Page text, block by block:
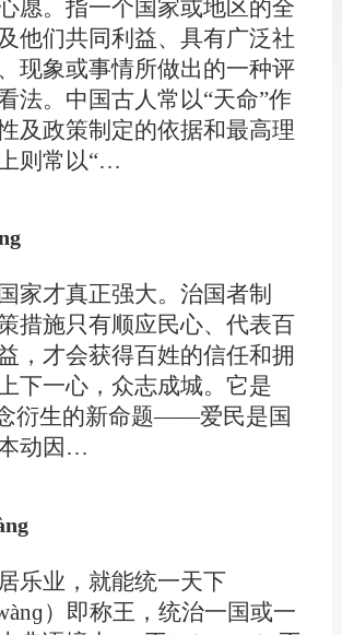
愿。指一个国家或地区的全
他们共同利益、具有广泛社
现象或事情所做出的一种评
法。中国古人常以“天命”作
及政策制定的依据和最高理
则常以“…
家才真正强大。治国者制
措施只有顺应民心、代表百
，才会获得百姓的信任和拥
下一心，众志成城。它是
衍生的新命题——爱民是国
动因…
乐业，就能统一天下
）即称王，统治一国或一